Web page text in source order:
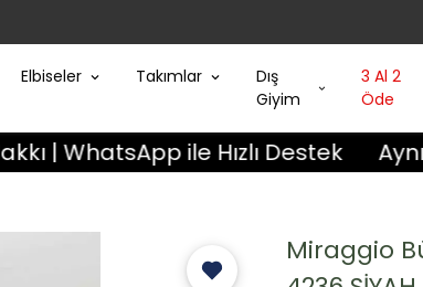
Elbiseler Takımlar
Dış
Giyim
3 Al 2
Öde
ile Hızlı Destek Aynı Gün
Miraggio